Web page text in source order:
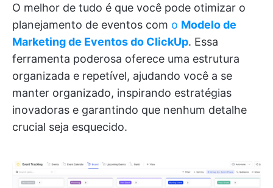
O melhor de tudo é que você pode otimizar o
planejamento de eventos com o Modelo de
Marketing de Eventos do ClickUp. Essa
ferramenta poderosa oferece uma estrutura
organizada e repetível, ajudando você a se
manter organizado, inspirando estratégias
inovadoras e garantindo que nenhum detalhe
crucial seja esquecido.